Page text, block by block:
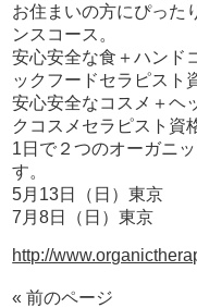
お住まいの方にぴった
ンスコース。
安心安全な食＋ハンド
ックフードセラピスト
安心安全なコスメ＋ヘ
クコスメセラピスト資
1日で２つのオーガニ
す。
5月13日（日）東京
7月8日（日）東京
http://
« 前のページ